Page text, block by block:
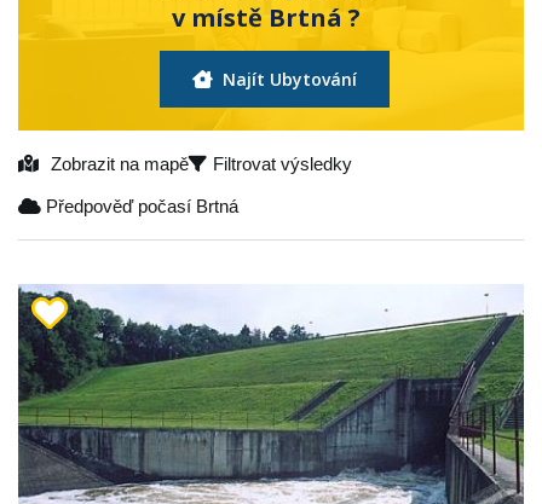
v místě Brtná ?
Najít Ubytování
Zobrazit na mapě Filtrovat výsledky
Předpověď počasí Brtná